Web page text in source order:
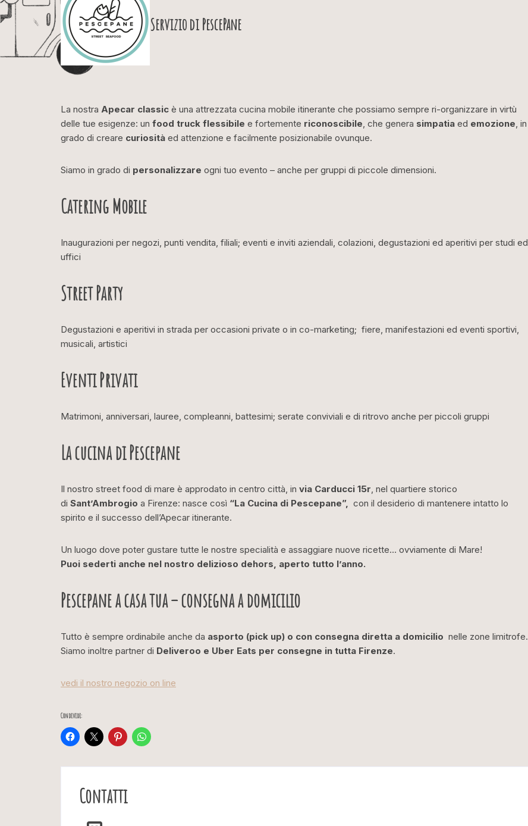
Servizio diPescePane
La nostra Apecar classic è una attrezzata cucina mobile itinerante che possiamo sempre ri-organizzare in virtù
delle tue esigenze: un food truck flessibile e fortemente riconoscibile, che genera simpatia ed emozione, in
grado di creare curiosità ed attenzione e facilmente posizionabile ovunque.
Siamo in grado di personalizzare ogni tuo evento – anche per gruppi di piccole dimensioni.
Catering Mobile
Inaugurazioni per negozi, punti vendita, filiali; eventi e inviti aziendali, colazioni, degustazioni ed aperitivi per studi ed
uffici
Street Party
Degustazioni e aperitivi in strada per occasioni private o in co-marketing; fiere, manifestazioni ed eventi sportivi,
musicali, artistici
Eventi Privati
Matrimoni, anniversari, lauree, compleanni, battesimi; serate conviviali e di ritrovo anche per piccoli gruppi
La cucina di Pescepane
Il nostro street food di mare è approdato in centro città, in via Carducci 15r, nel quartiere storico
di Sant’Ambrogio a Firenze: nasce così “La Cucina di Pescepane”, con il desiderio di mantenere intatto lo
spirito e il successo dell’Apecar itinerante.
Un luogo dove poter gustare tutte le nostre specialità e assaggiare nuove ricette… ovviamente di Mare!
Puoi sederti anche nel nostro delizioso dehors, aperto tutto l’anno.
Pescepane a casa tua – consegna a domicilio
Tutto è sempre ordinabile anche da asporto (pick up) o con consegna diretta a domicilio nelle zone limitrofe.
Siamo inoltre partner di Deliveroo e Uber Eats per consegne in tutta Firenze.
vedi il nostro negozio on line
Condividi:
Contatti